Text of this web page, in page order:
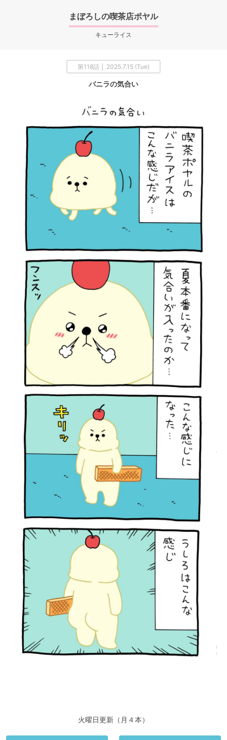
まぼろしの喫茶店ポヤル
キューライス
第118話 │ 2025.7.15 (Tue)
バニラの気合い
火曜日更新（月４本）